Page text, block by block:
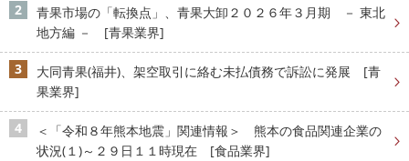
青果市場の「転換点」、青果大卸２０２６年３月期 － 東北
地方編 － [青果業界]
大同青果(福井)、架空取引に絡む未払債務で訴訟に発展 [青
果業界]
＜「令和８年熊本地震」関連情報＞ 熊本の食品関連企業の
状況(１)～２９日１１時現在 [食品業界]